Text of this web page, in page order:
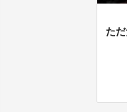
ただ